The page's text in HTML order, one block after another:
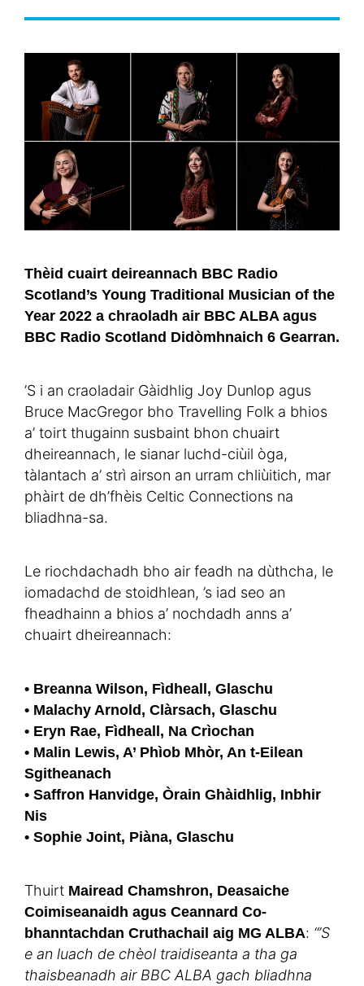
Thèid cuairt deireannach BBC Radio
Scotland’s Young Traditional Musician of the
Year 2022 a chraoladh air BBC ALBA agus
BBC Radio Scotland Didòmhnaich 6 Gearran.
’S i an craoladair Gàidhlig Joy Dunlop agus
Bruce MacGregor bho Travelling Folk a bhios
a’ toirt thugainn susbaint bhon chuairt
dheireannach, le sianar luchd-ciùil òga,
tàlantach a’ strì airson an urram chliùitich, mar
phàirt de dh’fhèis Celtic Connections na
bliadhna-sa.
Le riochdachadh bho air feadh na dùthcha, le
iomadachd de stoidhlean, ’s iad seo an
fheadhainn a bhios a’ nochdadh anns a’
chuairt dheireannach:
• Breanna Wilson, Fìdheall, Glaschu
• Malachy Arnold, Clàrsach, Glaschu
• Eryn Rae, Fìdheall, Na Crìochan
• Malin Lewis, A’ Phìob Mhòr, An t-Eilean
Sgitheanach
• Saffron Hanvidge, Òrain Ghàidhlig, Inbhir
Nis
• Sophie Joint, Piàna, Glaschu
Thuirt Mairead Chamshron, Deasaiche
Coimiseanaidh agus Ceannard Co-
bhanntachdan Cruthachail aig MG ALBA: “’S
e an luach de chèol traidiseanta a tha ga
thaisbeanadh air BBC ALBA gach bliadhna